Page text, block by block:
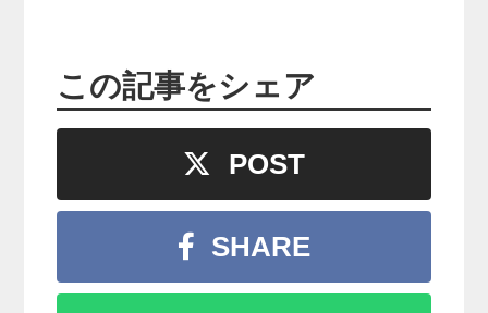
この記事をシェア
POST
SHARE